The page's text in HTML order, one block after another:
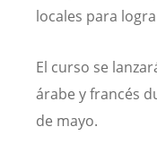
locales para
El curso se
árabe y francés
de mayo.